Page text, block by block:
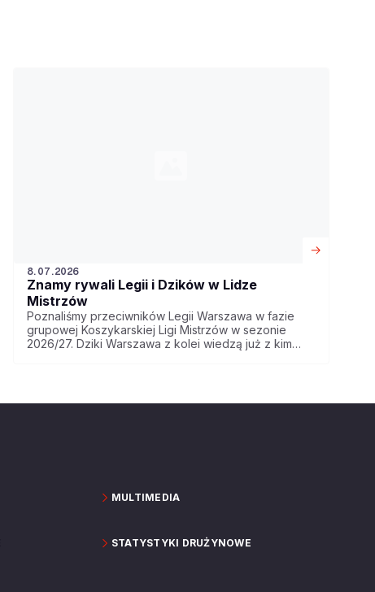
8.07.2026
Znamy rywali Legii i Dzików w Lidze
Mistrzów
Poznaliśmy przeciwników Legii Warszawa w fazie
grupowej Koszykarskiej Ligi Mistrzów w sezonie
2026/27. Dziki Warszawa z kolei wiedzą już z kim
MULTIMEDIA
STATYSTYKI DRUŻYNOWE